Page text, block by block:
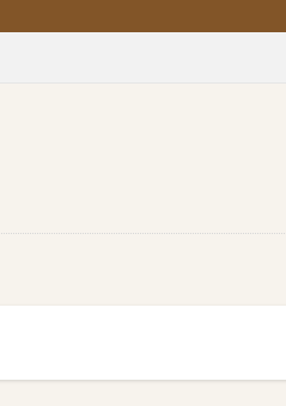
『サクッと楽